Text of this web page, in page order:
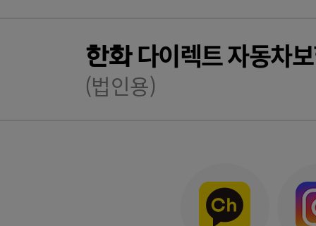
한화다이렉트 자동차
(법인용)